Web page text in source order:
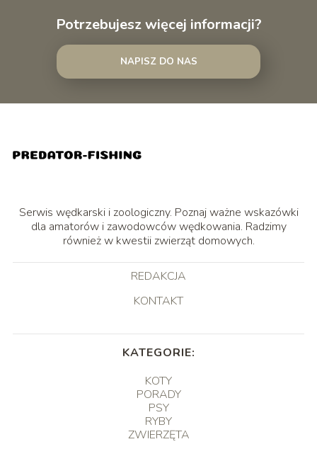
Potrzebujesz więcej informacji?
NAPISZ DO NAS
Serwis wędkarski i zoologiczny. Poznaj ważne wskazówki
dla amatorów i zawodowców wędkowania. Radzimy
również w kwestii zwierząt domowych.
REDAKCJA
KONTAKT
KATEGORIE:
KOTY
PORADY
PSY
RYBY
ZWIERZĘTA